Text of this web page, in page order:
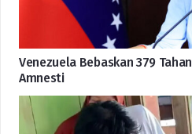
Venezuela Bebaskan 379
Amnesti